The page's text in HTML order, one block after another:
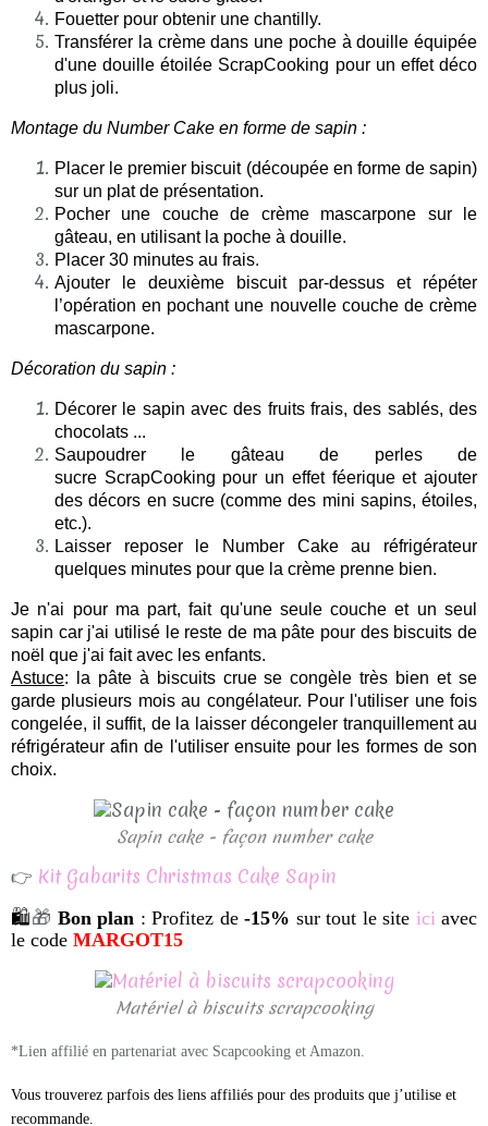
Fouetter pour obtenir une chantilly.
Transférer la crème dans une poche à douille équipée
d'une douille étoilée ScrapCooking pour un effet déco
plus joli.
Montage du Number Cake en forme de sapin :
Placer le premier biscuit (découpée en forme de sapin)
sur un plat de présentation.
Pocher une couche de crème mascarpone sur le
gâteau, en utilisant la poche à douille.
Placer 30 minutes au frais.
Ajouter le deuxième
biscuitpar-dessus et répéter
l’opération en pochant une nouvelle couche de crème
mascarpone.
Décoration du sapin :
Décorer le sapin avec des fruits frais, des sablés, des
chocolats ...
Saupoudrer le gâteau de perles de
sucre ScrapCooking pour un effet féerique et ajouter
des décors en sucre (comme des mini sapins, étoiles,
etc.).
Laisser reposer le Number Cake au réfrigérateur
quelques minutes pour que la crème prenne bien.
Je n'ai pour ma part, fait qu'une seule couche et un seul
sapin car j'ai utilisé le reste de ma pâte pour des biscuits de
noël que j'ai fait avec les enfants.
Astuce: la pâte à biscuits crue se congèle très bien et se
garde plusieurs mois au congélateur. Pour l'utiliser une fois
congelée, il suffit, de la laisser décongeler tranquillement au
réfrigérateur afin de l'utiliser ensuite pour les formes de son
choix.
Sapin cake - façon number cake
👉 Kit Gabarits Christmas Cake Sapin
🛍🎁 Bon plan : Profitez de -15% sur tout le site ici avec
le code MARGOT15
Matériel à biscuits scrapcooking
*Lien affilié en partenariat avec Scapcooking et Amazon.
Vous trouverez parfois des liens affiliés pour des produits que j’utilise et
recommande.